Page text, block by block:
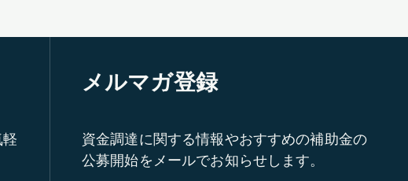
メルマガ登録
資金調達に関する情報やおすすめの補助金の
公募開始をメールでお知らせします。